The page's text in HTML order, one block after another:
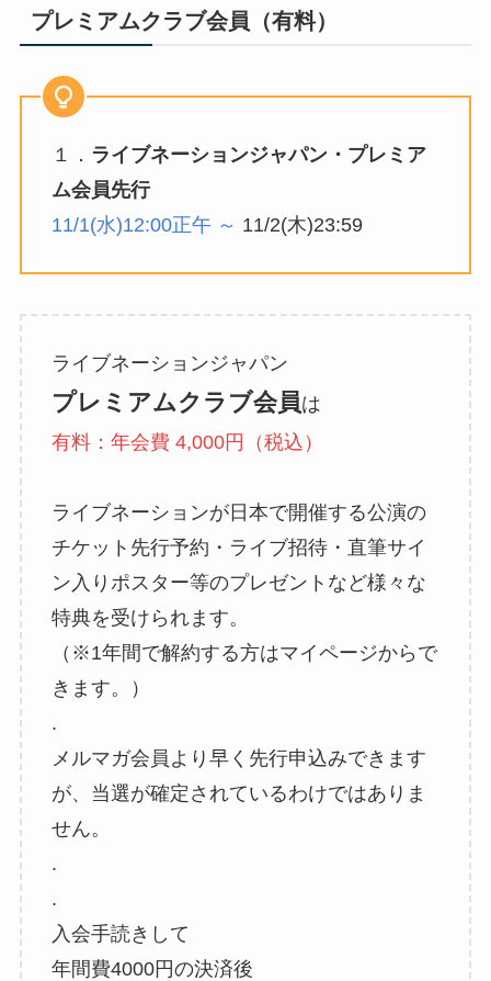
プレミアムクラブ会員 （有料）
１． ライブネーションジャパン・プレミア
ム会員先行
11/1(水)12:00正午 ～ 11/2(木)23:59
ライブネーションジャパン
プレミアムクラブ会員は
有料：年会費 4,000円（税込）
ライブネーションが日本で開催する公演の
チケット先行予約・ライブ招待・直筆サイ
ン入りポスター等のプレゼントなど様々な
特典を受けられます。
（※1年間で解約する方はマイページからで
きます。）
.
メルマガ会員より早く先行申込みできます
が、当選が確定されているわけではありま
せん。
.
.
入会手読きして
年間費4000円の決済後